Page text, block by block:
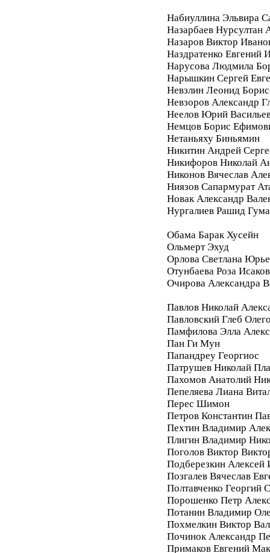
Набиуллина Эльвира
Назарбаев Нурсултан
Назаров Виктор
Наздратенко Евгений
Нарусова Людмила
Нарышкин Сергей
Невзлин Леонид
Невзоров Александр
Неелов Юрий
Немцов Борис
Нетаньяху Биньямин
Никитин Андрей
Никифоров Николай
Никонов Вячеслав
Ниязов Сапармурат
Новак Александр
Нургалиев Рашид
Обама Барак Хусейн
Ольмерт Эхуд
Орлова Светлана
Отунбаева Роза
Очирова Александра
Павлов Николай
Павловский Глеб
Памфилова Элла
Пан Ги Мун
Папандреу Георгиос
Патрушев Николай
Пахомов Анатолий
Пепеляева Лиана
Перес Шимон
Петров Константин
Пехтин Владимир
Плигин Владимир
Поголов Виктор
Подберезкин Алексей
Позгалев Вячеслав
Полтавченко Георгий
Порошенко Петр
Потанин Владимир
Похмелкин Виктор
Починок Александр
Примаков Евгений